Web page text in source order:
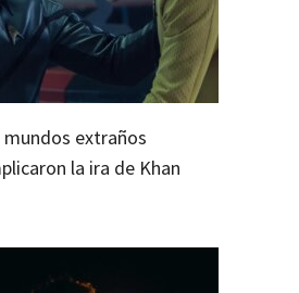
extraños
la ira de Khan